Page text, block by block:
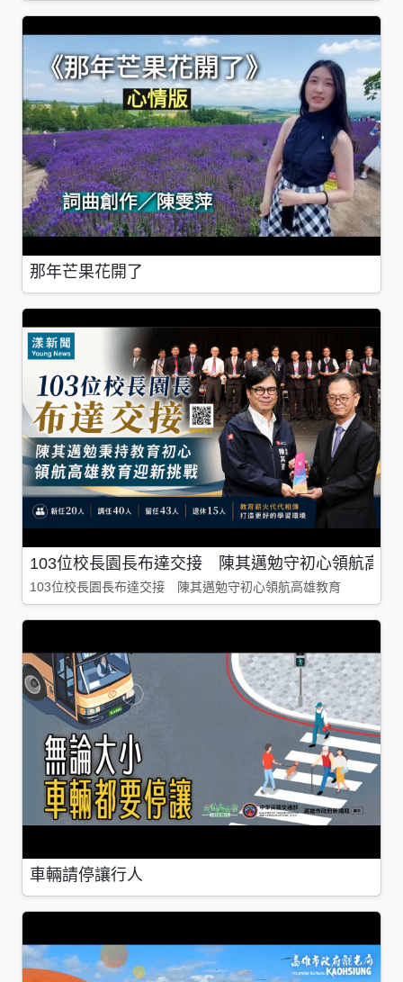
那年芒果花開了
103位校長園長布達交接 陳其邁勉守初心領航高雄
103位校長園長布達交接 陳其邁勉守初心領航高雄教育
車輛請停讓行人